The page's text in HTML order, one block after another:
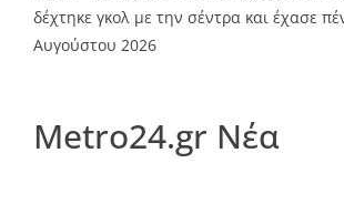
δέχτηκε γκολ με την σέντρα και έχασε
Αυγούστου 2026
Metro24.gr Νέα